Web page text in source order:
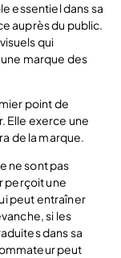
essentiel dans sa
auprès du public.
qui
marque des
point de
Elle exerce une
de la marque.
ne sont pas
perçoit une
peut entraîner
si les
dans sa
peut